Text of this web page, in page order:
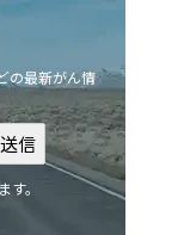
の最新がん情
。